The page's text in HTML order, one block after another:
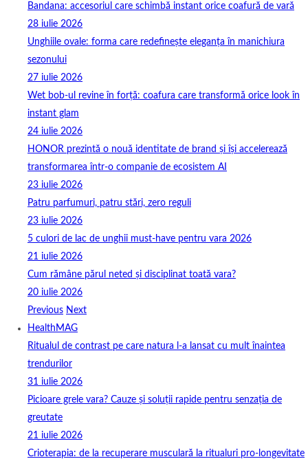
Bandana: accesoriul care schimbă instant orice coafură de vară
28 iulie 2026
Unghiile ovale: forma care redefinește eleganța în manichiura
sezonului
27 iulie 2026
Wet bob-ul revine în forță: coafura care transformă orice look în
instant glam
24 iulie 2026
HONOR prezintă o nouă identitate de brand și își accelerează
transformarea într-o companie de ecosistem AI
23 iulie 2026
Patru parfumuri, patru stări, zero reguli
23 iulie 2026
5 culori de lac de unghii must‑have pentru vara 2026
21 iulie 2026
Cum rămâne părul neted și disciplinat toată vara?
20 iulie 2026
Previous Next
HealthMAG
Ritualul de contrast pe care natura l-a lansat cu mult înaintea
trendurilor
31 iulie 2026
Picioare grele vara? Cauze și soluții rapide pentru senzația de
greutate
21 iulie 2026
Crioterapia: de la recuperare musculară la ritualuri pro‑longevitate